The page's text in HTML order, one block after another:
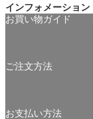
インフォメーション
お買い物ガイド
ご注文方法
お支払い方法